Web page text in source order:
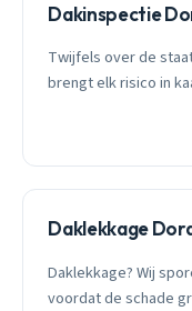
Dakinspectie
Twijfels over de
brengt elk risico in
Daklekkage
Daklekkage? Wij
voordat de schade